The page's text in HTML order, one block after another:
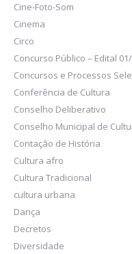
Cine-Foto-Som
Cinema
Circo
Concurso Público – Edital
Concursos e Processos
Conferência de Cultura
Conselho Deliberativo
Conselho Municipal de
Contação de História
Cultura afro
Cultura Tradicional
cultura urbana
Dança
Decretos
Diversidade